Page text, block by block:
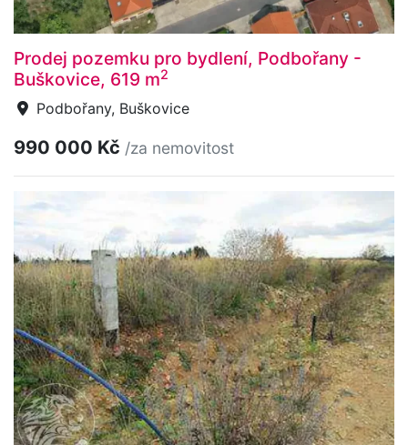
Prodej pozemku pro bydlení, Podbořany -
Buškovice, 619 m2
Podbořany, Buškovice
990 000 Kč /za nemovitost